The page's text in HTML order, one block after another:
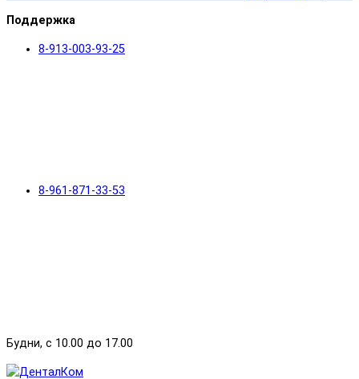
Поддержка
8-913-003-93-25
8-961-871-33-53
Будни, с 10.00 до 17.00